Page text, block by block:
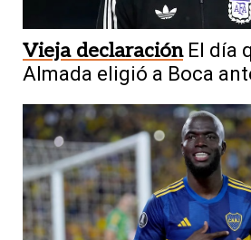
Vieja declaración El día
Almada eligió a Boca